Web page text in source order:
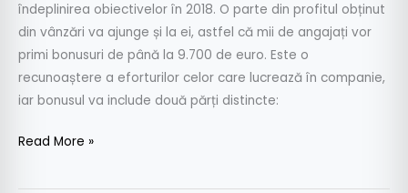
îndeplinirea obiectivelor în 2018. O parte din profitul obținut
din vânzări va ajunge și la ei, astfel că mii de angajați vor
primi bonusuri de până la 9.700 de euro. Este o
recunoaștere a eforturilor celor care lucrează în companie,
iar bonusul va include două părți distincte:
Read More »